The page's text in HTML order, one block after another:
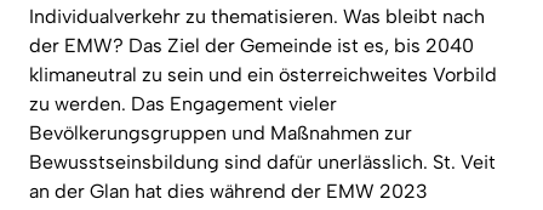
Individualverkehr zu thematisieren. Was bleibt nach
der EMW? Das Ziel der Gemeinde ist es, bis 2040
klimaneutral zu sein und ein österreichweites Vorbild
zu werden. Das Engagement vieler
Bevölkerungsgruppen und Maßnahmen zur
Bewusstseinsbildung sind dafür unerlässlich. St. Veit
an der Glan hat dies während der EMW 2023